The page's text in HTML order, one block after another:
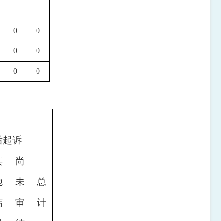
0 0
0 0
0 0
起诉
尚
未
审
总
计